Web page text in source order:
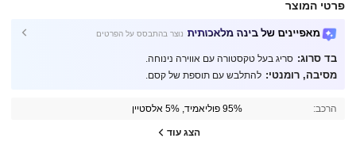
פרטי המוצר
מאפיינים של בינה מלאכותית נוצר בהתבסס על הפרטים
בד סרוג: סריג בעל טקסטורה עם אווירה נינוחה.
מסיבה, רומנטי: להתלבש עם תוספת של קסם.
הרכב: 95% פוליאמיד, 5% אלסטיין
הצג עוד
4.73 30 עוקבים